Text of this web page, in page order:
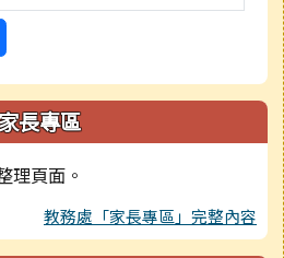
長專區
理頁面。
教務處「家長專區」完整內容